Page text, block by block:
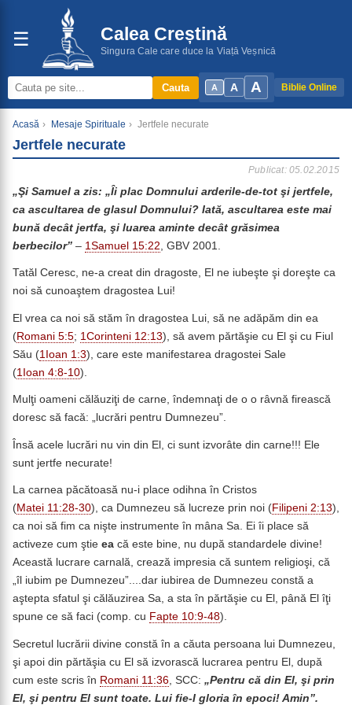
☰ Calea Creștină
Singura Cale care duce la Viață Veșnică
A A A Biblie Online
Cauta
Acasă › Mesaje Spirituale › Jertfele necurate
Jertfele necurate
Publicat: 05.02.2015
„Şi Samuel a zis: „Îi plac Domnului arderile-de-tot şi jertfele,
ca ascultarea de glasul Domnului? Iată, ascultarea este mai
bună decât jertfa, şi luarea aminte decât grăsimea
berbecilor” – 1Samuel 15:22, GBV 2001.
Tatăl Ceresc, ne-a creat din dragoste, El ne iubeşte şi doreşte ca
noi să cunoaştem dragostea Lui!
El vrea ca noi să stăm în dragostea Lui, să ne adăpăm din ea
(Romani 5:5; 1Corinteni 12:13), să avem părtăşie cu El şi cu Fiul
Său (1Ioan 1:3), care este manifestarea dragostei Sale
(1Ioan 4:8-10).
Mulţi oameni călăuziţi de carne, îndemnaţi de o o râvnă firească
doresc să facă: „lucrări pentru Dumnezeu”.
Însă acele lucrări nu vin din El, ci sunt izvorâte din carne!!! Ele
sunt jertfe necurate!
La carnea păcătoasă nu-i place odihna în Cristos
(Matei 11:28-30), ca Dumnezeu să lucreze prin noi (Filipeni 2:13),
ca noi să fim ca nişte instrumente în mâna Sa. Ei îi place să
activeze cum ştie ea că este bine, nu după standardele divine!
Această lucrare carnală, crează impresia că suntem religioşi, că
„îl iubim pe Dumnezeu”....dar iubirea de Dumnezeu constă a
aştepta sfatul şi călăuzirea Sa, a sta în părtăşie cu El, până El îţi
spune ce să faci (comp. cu Fapte 10:9-48).
Secretul lucrării divine constă în a căuta persoana lui Dumnezeu,
şi apoi din părtăşia cu El să izvorască lucrarea pentru El, după
cum este scris în Romani 11:36 , SCC: „Pentru că din El, şi prin
El, şi pentru El sunt toate. Lui fie-I gloria în epoci! Amin”.